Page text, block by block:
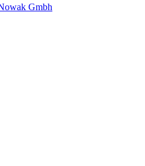
Gmbh